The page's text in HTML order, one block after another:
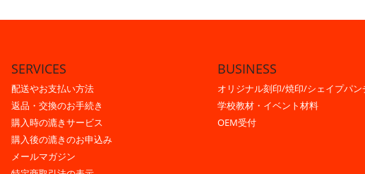
SERVICES
配送やお支払い方法
返品・交換のお手続き
購入時の漉きサービス
購入後の漉きのお申込み
メールマガジン
BUSINESS
オリジナル刻印/焼印/シェイプパン
学校教材・イベント材料
OEM受付